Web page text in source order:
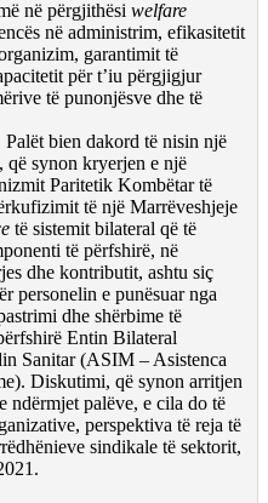
në përgjithësi welfare
në administrim, efikasitetit
garantimit të
për t’iu përgjigjur
të punonjësve dhe të
Palët bien dakord të nisin një
synon kryerjen e një
Paritetik Kombëtar të
të një Marrëveshjeje
të sistemit bilateral që të
të përfshirë, në
dhe kontributit, ashtu siç
personelin e punësuar nga
dhe shërbime të
Entin Bilateral
Sanitar (ASIM – Asistenca
Diskutimi, që synon arritjen
ndërmjet palëve, e cila do të
perspektiva të reja të
sindikale të sektorit,